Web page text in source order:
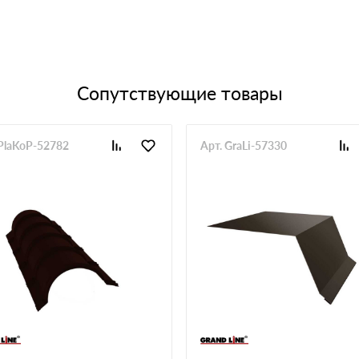
Сопутствующие товары
52782 Арт. GraLi-57330